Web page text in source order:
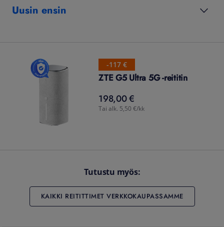
Uusin ensin
-117 €
ZTE G5 Ultra 5G -reititin
198,00 €
198,00€
Tai alk. 5,50 €/kk
Tutustu myös:
KAIKKI REITITTIMET VERKKOKAUPASSAMME